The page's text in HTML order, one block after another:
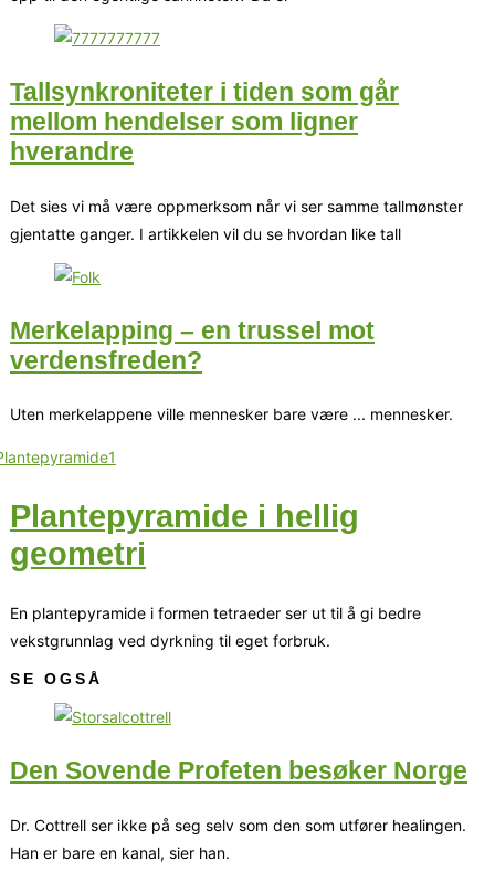
Tallsynkroniteter i tiden som går
mellom hendelser som ligner
hverandre
Det sies vi må være oppmerksom når vi ser samme tallmønster
gjentatte ganger. I artikkelen vil du se hvordan like tall
Merkelapping – en trussel mot
verdensfreden?
Uten merkelappene ville mennesker bare være ... mennesker.
Plantepyramide i hellig
geometri
En plantepyramide i formen tetraeder ser ut til å gi bedre
vekstgrunnlag ved dyrkning til eget forbruk.
SE OGSÅ
Den Sovende Profeten besøker Norge
Dr. Cottrell ser ikke på seg selv som den som utfører healingen.
Han er bare en kanal, sier han.